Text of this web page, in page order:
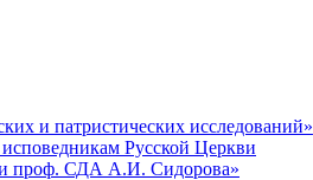
и патристических исследований»
Русской Церкви
проф. СДА А.И. Сидорова»